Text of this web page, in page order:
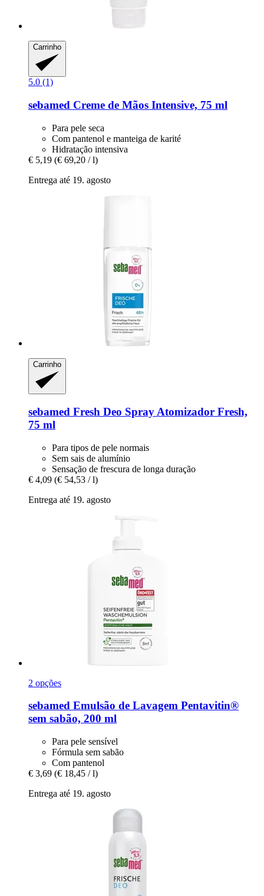
Carrinho
5.0 (1)
sebamed Creme de Mãos Intensive, 75 ml
Para pele seca
Com pantenol e manteiga de karité
Hidratação intensiva
€ 5,19 (€ 69,20 / l)
Entrega até 19. agosto
Carrinho
sebamed Fresh Deo Spray Atomizador Fresh,
75 ml
Para tipos de pele normais
Sem sais de alumínio
Sensação de frescura de longa duração
€ 4,09 (€ 54,53 / l)
Entrega até 19. agosto
2 opções
sebamed Emulsão de Lavagem Pentavitin®
sem sabão, 200 ml
Para pele sensível
Fórmula sem sabão
Com pantenol
€ 3,69 (€ 18,45 / l)
Entrega até 19. agosto